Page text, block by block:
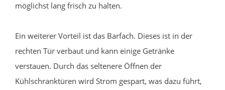
möglichst lang frisch zu halten.
Ein weiterer Vorteil ist das Barfach. Dieses ist in der
rechten Tür verbaut und kann einige Getränke
verstauen. Durch das seltenere Öffnen der
Kühlschranktüren wird Strom gespart, was dazu führt,